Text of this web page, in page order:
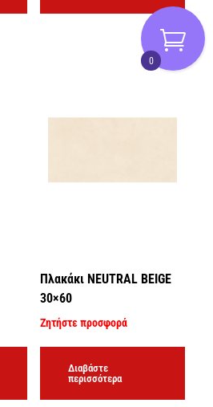
Πλακάκι NEUTRAL BEIGE
30×60
Ζητήστε προσφορά
Διαβάστε
περισσότερα
0